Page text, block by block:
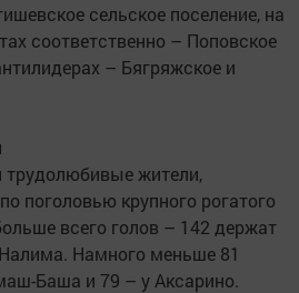
сельское поселение, на
соответственно – Поповское
– Бягряжское и
трудолюбивые жители,
поголовью крупного рогатого
всего голов – 142 держат
Намного меньше 81
Баша и 79 – у Аксарино.